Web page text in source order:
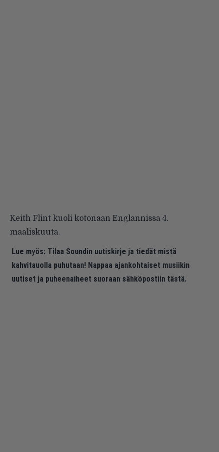
Keith Flint kuoli kotonaan Englannissa 4.
maaliskuuta.
Lue myös: Tilaa Soundin uutiskirje ja tiedät mistä
kahvitauolla puhutaan! Nappaa ajankohtaiset musiikin
uutiset ja puheenaiheet suoraan sähköpostiin tästä.